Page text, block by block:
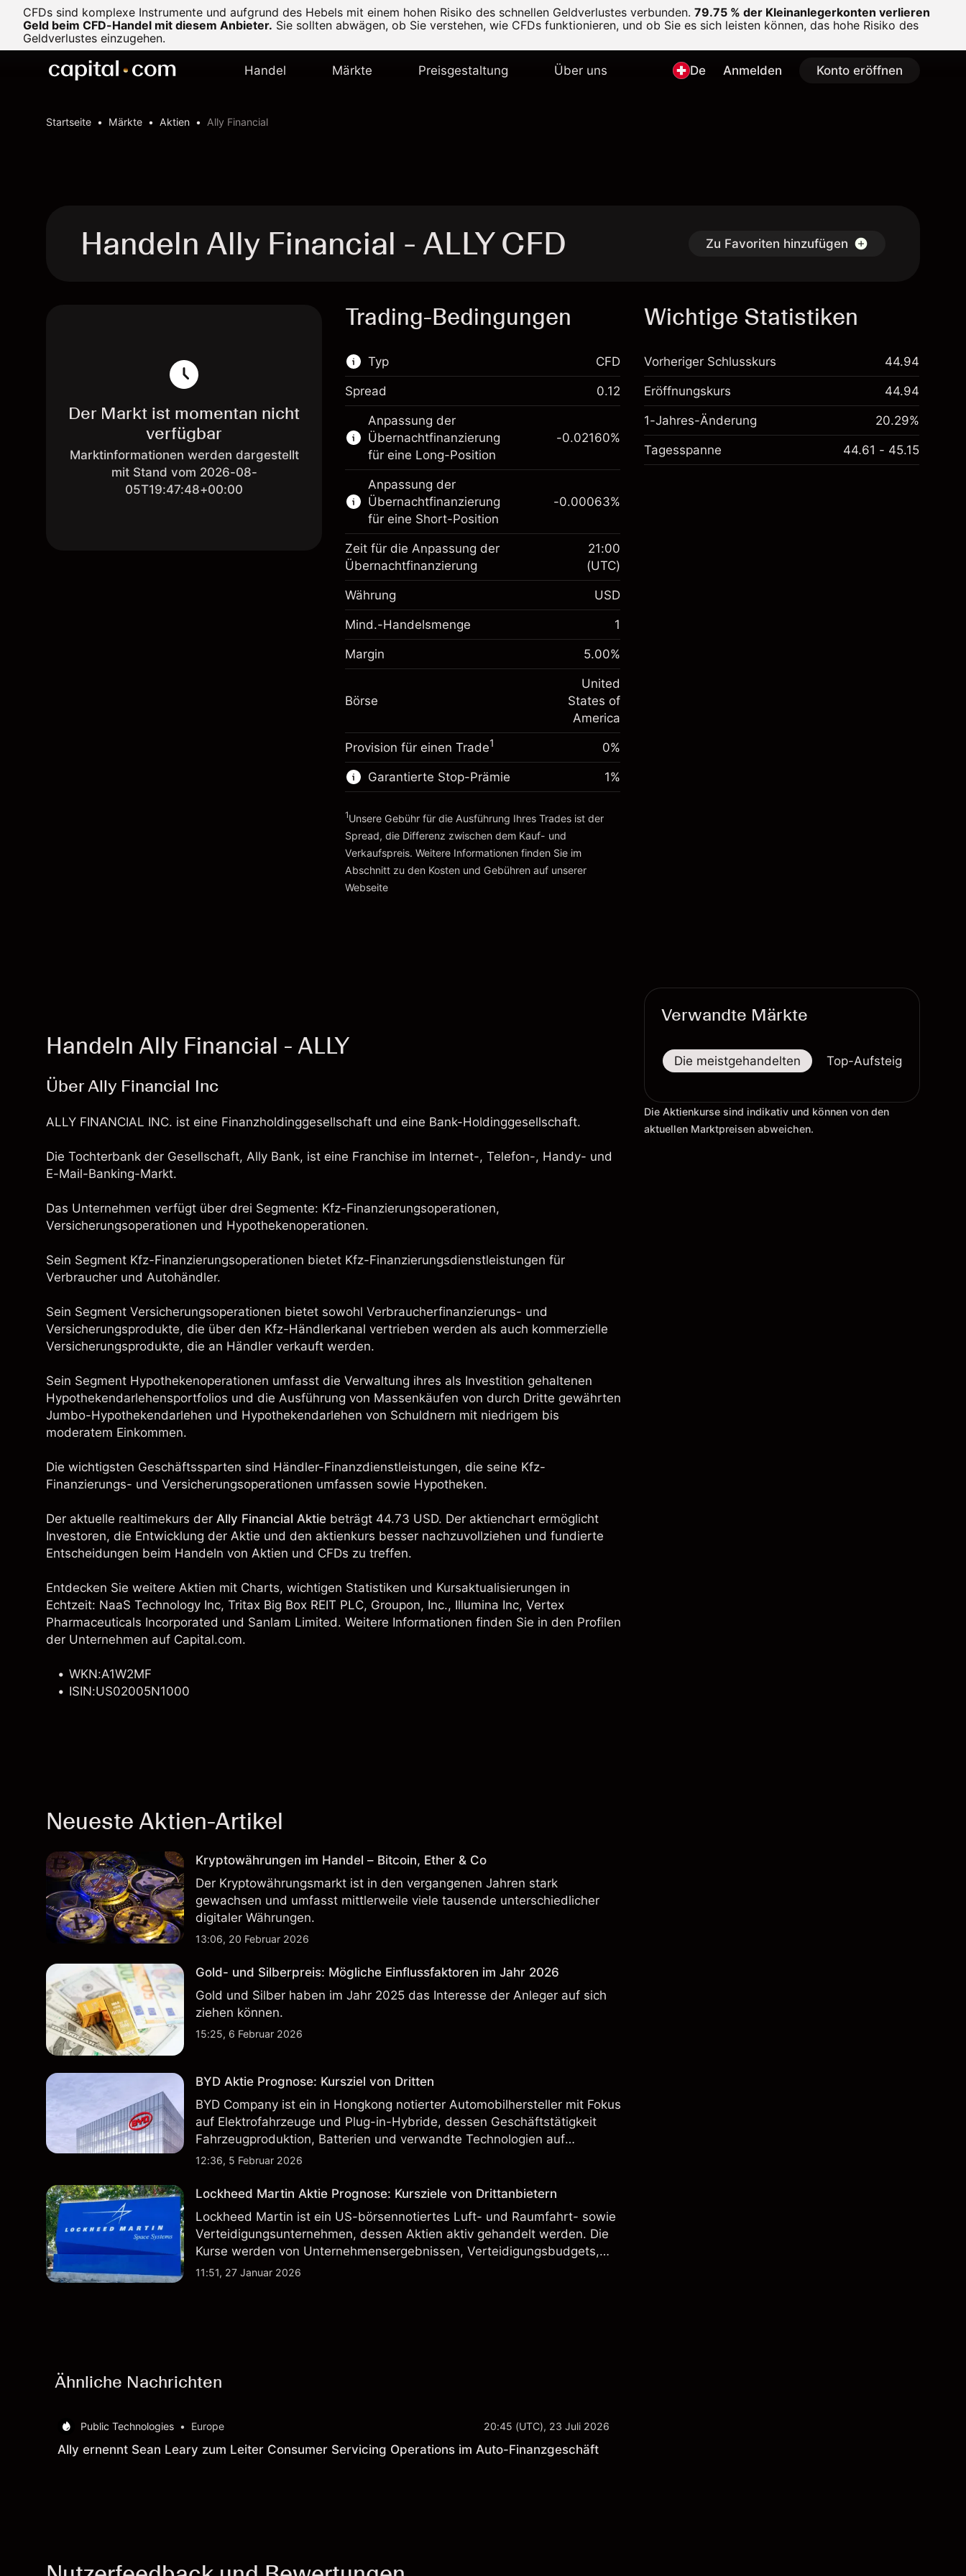
CFDs sind komplexe Instrumente und aufgrund des Hebels mit einem hohen Risiko des schnellen Geldverlustes verbunden. 79.75 % der Kleinanlegerkonten verlieren
Geld beim CFD-Handel mit diesem Anbieter. Sie sollten abwägen, ob Sie verstehen, wie CFDs funktionieren, und ob Sie es sich leisten können, das hohe Risiko des
Geldverlustes einzugehen.
Handel Märkte Preisgestaltung Über uns De Anmelden Konto eröffnen
Startseite Märkte Aktien Ally Financial
Handeln Ally Financial - ALLY CFD Zu Favoriten hinzufügen
Der Markt ist momentan nicht
verfügbar
Marktinformationen werden dargestellt
mit Stand vom 2026-08-
05T19:47:48+00:00
Trading-Bedingungen
Typ
Dieser Finanzmarkt steht für das CFD-Trading
zur Verfügung.
Erfahren Sie mehr über:
CFDs
CFD
Spread 0.12
Anpassung der
Übernachtfinanzierung
für eine Long-Position
Margin. Ihre Investition
$1,000.00
Anpassung der
Übernachtfinanzierung
Gebühren aus fremdfinanzierten
Positionswert
-0.021596
Positionsgröße mit Hebelwirkung
Geld aus Hebelwirkung ~ $$19,000.00
Zur Plattform
-0.02160%
Anpassung der
Übernachtfinanzierung
für eine Short-Position
Margin. Ihre Investition
$1,000.00
Positionswert
-0.000626
Positionsgröße mit Hebelwirkung
~$20,000.00
Geld aus Hebelwirkung ~ $$19,000.00
Zur Plattform
-0.00063%
Zeit für die Anpassung der
Übernachtfinanzierung
21:00
(UTC)
Währung USD
Mind.-Handelsmenge 1
Margin 5.00%
Börse
United
States of
America
Provision für einen Trade1 0%
Garantierte Stop-Prämie
Kosten und Gebühren
1%
1Unsere Gebühr für die Ausführung Ihres Trades ist der
Spread, die Differenz zwischen dem Kauf- und
Verkaufspreis. Weitere Informationen finden Sie im
Abschnitt zu den Kosten und Gebühren auf unserer
Webseite
Wichtige Statistiken
Vorheriger Schlusskurs 44.94
Eröffnungskurs 44.94
1-Jahres-Änderung 20.29%
Tagesspanne 44.61 - 45.15
Handeln Ally Financial - ALLY
Über Ally Financial Inc
ALLY FINANCIAL INC. ist eine Finanzholdinggesellschaft und eine Bank-Holdinggesellschaft.
Die Tochterbank der Gesellschaft, Ally Bank, ist eine Franchise im Internet-, Telefon-, Handy- und
E-Mail-Banking-Markt.
Das Unternehmen verfügt über drei Segmente: Kfz-Finanzierungsoperationen,
Versicherungsoperationen und Hypothekenoperationen.
Sein Segment Kfz-Finanzierungsoperationen bietet Kfz-Finanzierungsdienstleistungen für
Verbraucher und Autohändler.
Sein Segment Versicherungsoperationen bietet sowohl Verbraucherfinanzierungs- und
Versicherungsprodukte, die über den Kfz-Händlerkanal vertrieben werden als auch kommerzielle
Versicherungsprodukte, die an Händler verkauft werden.
Sein Segment Hypothekenoperationen umfasst die Verwaltung ihres als Investition gehaltenen
Hypothekendarlehensportfolios und die Ausführung von Massenkäufen von durch Dritte gewährten
Jumbo-Hypothekendarlehen und Hypothekendarlehen von Schuldnern mit niedrigem bis
moderatem Einkommen.
Die wichtigsten Geschäftssparten sind Händler-Finanzdienstleistungen, die seine Kfz-
Finanzierungs- und Versicherungsoperationen umfassen sowie Hypotheken.
Der aktuelle realtimekurs der Ally Financial Aktie beträgt 44.73 USD. Der aktienchart ermöglicht
Investoren, die Entwicklung der Aktie und den aktienkurs besser nachzuvollziehen und fundierte
Entscheidungen beim Handeln von Aktien und CFDs zu treffen.
Entdecken Sie weitere Aktien mit Charts, wichtigen Statistiken und Kursaktualisierungen in
Echtzeit: NaaS Technology Inc, Tritax Big Box REIT PLC, Groupon, Inc., Illumina Inc, Vertex
Pharmaceuticals Incorporated und Sanlam Limited. Weitere Informationen finden Sie in den Profilen
der Unternehmen auf Capital.com.
WKN:A1W2MF
ISIN:US02005N1000
Neueste Aktien-Artikel
Kryptowährungen im Handel – Bitcoin, Ether & Co
Der Kryptowährungsmarkt ist in den vergangenen Jahren stark
gewachsen und umfasst mittlerweile viele tausende unterschiedlicher
digitaler Währungen.
13:06, 20 Februar 2026
Gold- und Silberpreis: Mögliche Einflussfaktoren im Jahr 2026
Gold und Silber haben im Jahr 2025 das Interesse der Anleger auf sich
ziehen können.
15:25, 6 Februar 2026
BYD Aktie Prognose: Kursziel von Dritten
BYD Company ist ein in Hongkong notierter Automobilhersteller mit Fokus
auf Elektrofahrzeuge und Plug-in-Hybride, dessen Geschäftstätigkeit
Fahrzeugproduktion, Batterien und verwandte Technologien auf
inländischen und internationalen Märkten umfasst.
12:36, 5 Februar 2026
Lockheed Martin Aktie Prognose: Kursziele von Drittanbietern
Lockheed Martin ist ein US-börsennotiertes Luft- und Raumfahrt- sowie
Verteidigungsunternehmen, dessen Aktien aktiv gehandelt werden. Die
Kurse werden von Unternehmensergebnissen, Verteidigungsbudgets,
Vertragsaktivitäten und den allgemeinen Aktienmärktbedingungen
11:51, 27 Januar 2026
Ähnliche Nachrichten
Public Technologies • Europe 20:45 (UTC), 23 Juli 2026
Ally ernennt Sean Leary zum Leiter Consumer Servicing Operations im Auto-Finanzgeschäft
Verwandte Märkte
Die meistgehandelten Top-Aufsteiger
Die Aktienkurse sind indikativ und können von den
aktuellen Marktpreisen abweichen.